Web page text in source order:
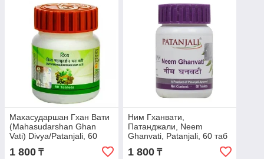
Махасударшан Гхан Вати
(Mahasudarshan Ghan
Vati) Divya/Patanjali, 60
таблеток
1 800 ₸
Ним Гханвати,
Патанджали, Neem
Ghanvati, Patanjali, 60 таб
- очищения крови
1 800₸